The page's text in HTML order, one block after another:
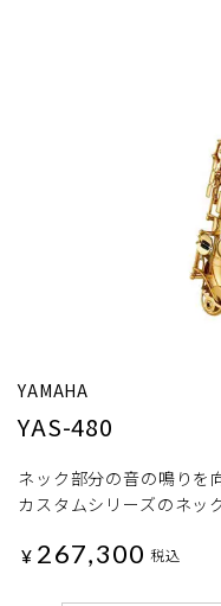
YAMAHA
YAS-480
ネック部分の音の鳴りを
カスタムシリーズのネッ
¥ 267,300 税込